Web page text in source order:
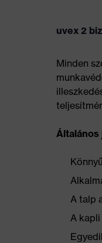
uvex 2
Minden
Általános
A talp
A